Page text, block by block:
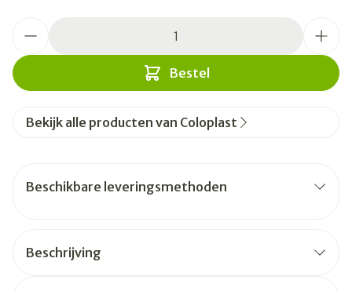
Bestel
Bekijk alle producten van Coloplast
Beschikbare leveringsmethoden
Beschrijving